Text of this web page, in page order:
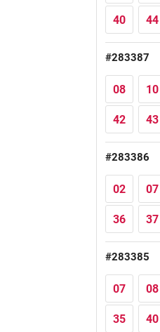
40 44
#283387
08 10
42 43
#283386
02 07
36 37
#283385
07 08
35 40